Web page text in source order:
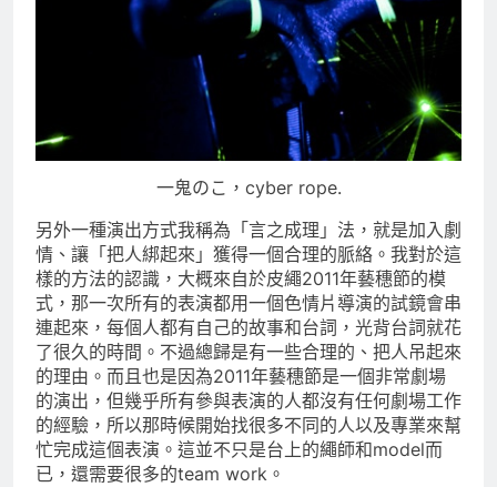
一鬼のこ，cyber rope.
另外一種演出方式我稱為「言之成理」法，就是加入劇
情、讓「把人綁起來」獲得一個合理的脈絡。我對於這
樣的方法的認識，大概來自於皮繩2011年藝穗節的模
式，那一次所有的表演都用一個色情片導演的試鏡會串
連起來，每個人都有自己的故事和台詞，光背台詞就花
了很久的時間。不過總歸是有一些合理的、把人吊起來
的理由。而且也是因為2011年藝穗節是一個非常劇場
的演出，但幾乎所有參與表演的人都沒有任何劇場工作
的經驗，所以那時候開始找很多不同的人以及專業來幫
忙完成這個表演。這並不只是台上的繩師和model而
已，還需要很多的team work。